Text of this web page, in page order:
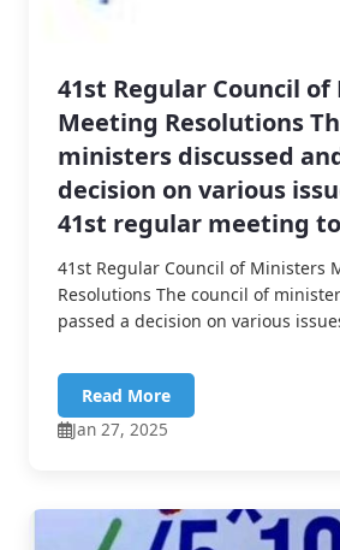
41st Regular Council
Meeting Resolutions
ministers discussed
decision on various
41st regular meeting
41st Regular Council of Ministers
Resolutions The council of
passed a decision on various
Read More
Jan 27, 2025